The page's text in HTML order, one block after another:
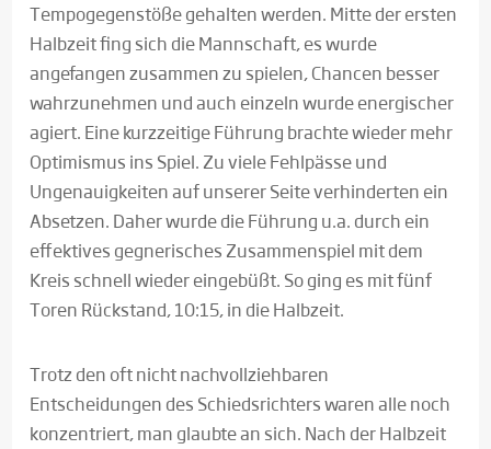
Tempogegenstöße gehalten werden. Mitte der ersten
Halbzeit fing sich die Mannschaft, es wurde
angefangen zusammen zu spielen, Chancen besser
wahrzunehmen und auch einzeln wurde energischer
agiert. Eine kurzzeitige Führung brachte wieder mehr
Optimismus ins Spiel. Zu viele Fehlpässe und
Ungenauigkeiten auf unserer Seite verhinderten ein
Absetzen. Daher wurde die Führung u.a. durch ein
effektives gegnerisches Zusammenspiel mit dem
Kreis schnell wieder eingebüßt. So ging es mit fünf
Toren Rückstand, 10:15, in die Halbzeit.
Trotz den oft nicht nachvollziehbaren
Entscheidungen des Schiedsrichters waren alle noch
konzentriert, man glaubte an sich. Nach der Halbzeit